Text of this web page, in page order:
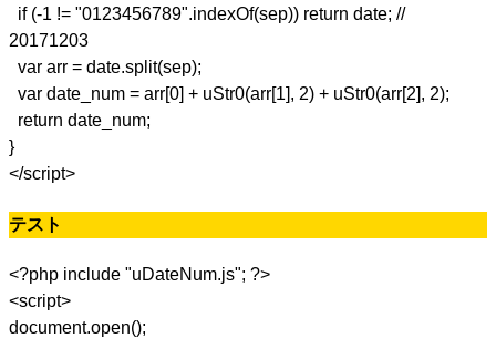
if (-1 != "0123456789".indexOf(sep)) return date; //
20171203
var arr = date.split(sep);
var date_num = arr[0] + uStr0(arr[1], 2) + uStr0(arr[2], 2);
return date_num;
}
</script>
テスト
<?php include "uDateNum.js"; ?>
<script>
document.open();